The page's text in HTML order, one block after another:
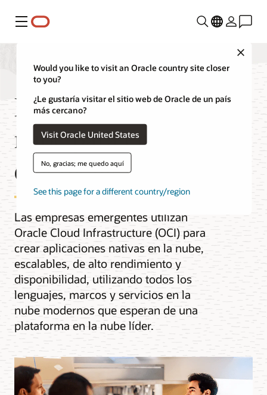
Menú
Would you like to visit an Oracle country site closer
to you?
¿Le gustaría visitar el sitio web de Oracle de un país
más cercano?
Visit Oracle United States
No, gracias; me quedo aquí
See this page for a different country/region
Infraestructura en la
nube para empresas
emergentes
Las empresas emergentes utilizan
Oracle Cloud Infrastructure (OCI) para
crear aplicaciones nativas en la nube,
escalables, de alto rendimiento y
disponibilidad, utilizando todos los
lenguajes, marcos y servicios en la
nube modernos que esperan de una
plataforma en la nube líder.